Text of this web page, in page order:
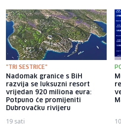
"TRI SESTRICE"
Nadomak granice s BiH
razvija se luksuzni resort
vrijedan 920 miliona eura:
Potpuno će promijeniti
Dubrovačku rivijeru
19 sati